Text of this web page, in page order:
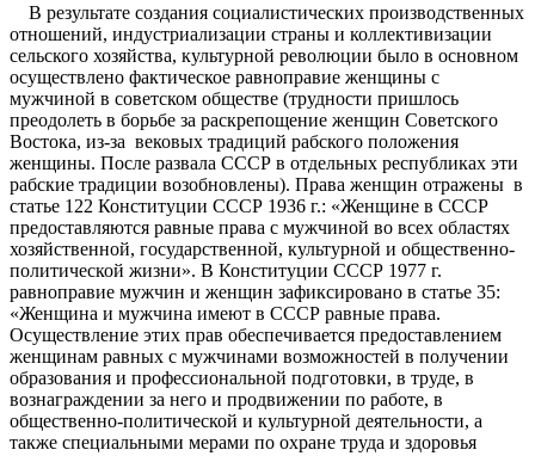
В результате создания социалистических производственных
отношений, индустриализации страны и коллективизации
сельского хозяйства, культурной революции было в основном
осуществлено фактическое равноправие женщины с
мужчиной в советском обществе (трудности пришлось
преодолеть в борьбе за раскрепощение женщин Советского
Востока, из-за вековых традиций рабского положения
женщины. После развала СССР в отдельных республиках эти
рабские традиции возобновлены). Права женщин отражены в
статье 122 Конституции СССР 1936 г.: «Женщине в СССР
предоставляются равные права с мужчиной во всех областях
хозяйственной, государственной, культурной и общественно-
политической жизни». В Конституции СССР 1977 г.
равноправие мужчин и женщин зафиксировано в статье 35:
«Женщина и мужчина имеют в СССР равные права.
Осуществление этих прав обеспечивается предоставлением
женщинам равных с мужчинами возможностей в получении
образования и профессиональной подготовки, в труде, в
вознаграждении за него и продвижении по работе, в
общественно-политической и культурной деятельности, а
также специальными мерами по охране труда и здоровья